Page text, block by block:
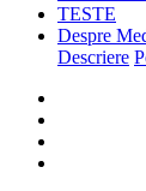
TESTE
Despre
Descriere